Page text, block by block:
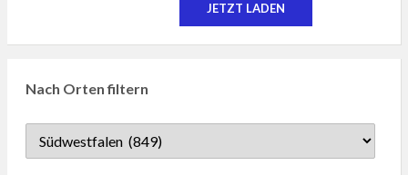
JETZT LADEN
Nach Orten filtern